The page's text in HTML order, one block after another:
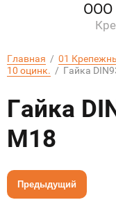
ООО
Главная
  /
01
10 оцинк.
/  Гайка
Гайка
М18
Предыдущий